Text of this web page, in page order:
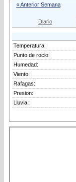
« Anterior Semana
Diario
Temperatura:
Punto de rocio:
Humedad:
Viento:
Rafagas:
Presion:
Lluvia: